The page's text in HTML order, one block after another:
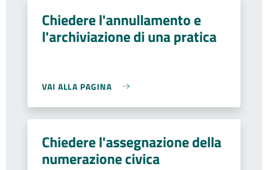
Chiedere l'annullamento e
l'archiviazione di una pratica
VAI ALLA PAGINA
Chiedere l'assegnazione della
numerazione civica